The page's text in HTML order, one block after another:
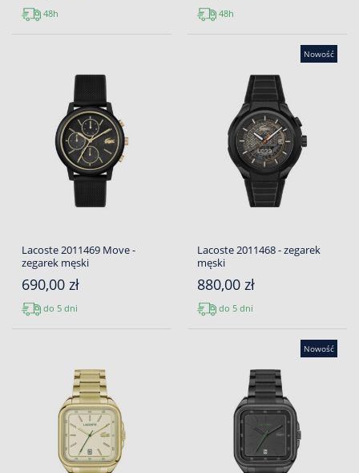
48h 48h
Lacoste 2011469 Move -
zegarek męski
690,00 zł
do 5 dni
Nowość
Lacoste 2011468 - zegarek
męski
880,00 zł
do 5 dni
Nowość